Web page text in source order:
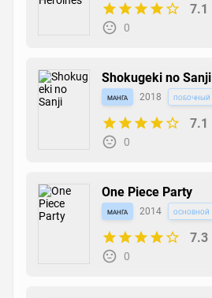
7.1
0
Shokugeki no Sanji
манга 2018 побочный
7.1
0
One Piece Party
манга 2014 основной
7.3
0